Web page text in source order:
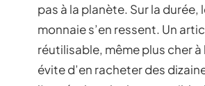
pas à la planète. Sur la durée,
monnaie s’en ressent. Un
réutilisable, même plus cher à
évite d’en racheter des